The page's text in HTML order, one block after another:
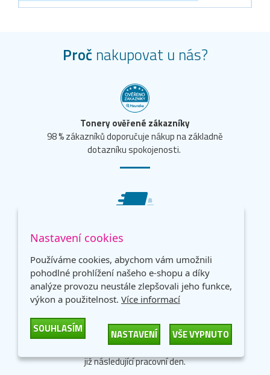
Proč nakupovat u nás?
Tonery ověřené zákazníky
98 % zákazníků doporučuje nákup na základně
dotazníku spokojenosti.
Neplaťte drahým dopravcům!
Dopravné zdarma od 1 500 Kč.
Objednávka už zítra u vás
Při objednávce do 17:00 garantujeme doručení
již následující pracovní den.
Nastavení cookies
Používáme cookies, abychom vám umožnili
pohodlné prohlížení našeho e-shopu a díky
analýze provozu neustále zlepšovali jeho funkce,
výkon a použitelnost. Více informací
SOUHLASÍM NASTAVENÍ VŠE VYPNUTO